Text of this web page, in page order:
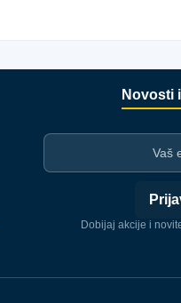
Novosti
Dobijaj akcije i